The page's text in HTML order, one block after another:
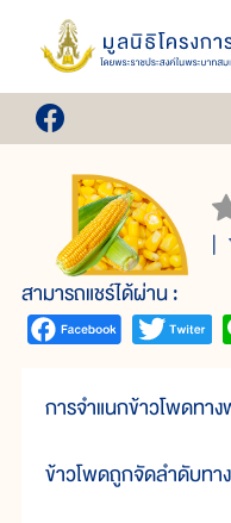
สามารถแชร์ได้ผ่าน :
การจำแนกข้าวโพดทา
ข้าวโพดถูกจัดลำดับท